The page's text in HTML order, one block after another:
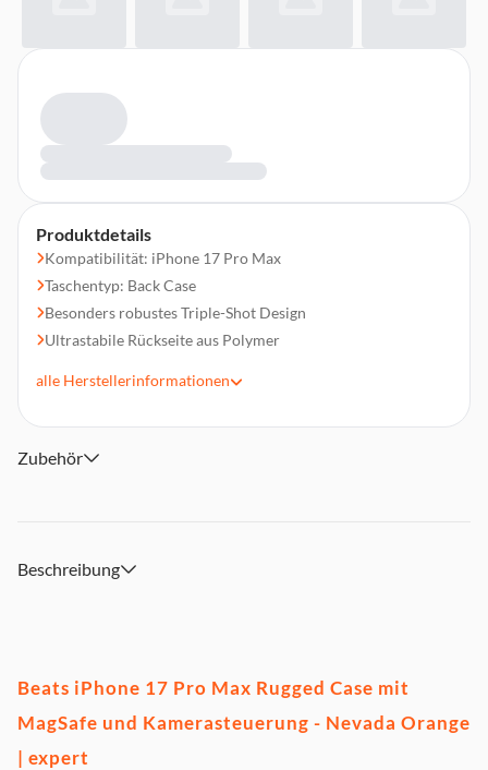
Produktdetails
Kompatibilität: iPhone 17 Pro Max
Taschentyp: Back Case
Besonders robustes Triple-Shot Design
Ultrastabile Rückseite aus Polymer
Kompatibel mit MagSafe und Kamerasteuerung
alle Herstellerinformationen
Zubehör
Beschreibung
Beats iPhone 17 Pro Max Rugged Case mit
MagSafe und Kamerasteuerung - Nevada Orange
| expert